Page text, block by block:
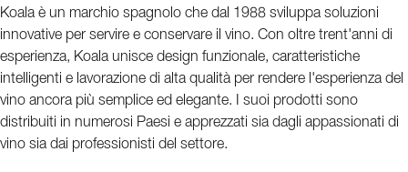
Koala è un marchio spagnolo che dal 1988 sviluppa soluzioni
innovative per servire e conservare il vino. Con oltre trent'anni di
esperienza, Koala unisce design funzionale, caratteristiche
intelligenti e lavorazione di alta qualità per rendere l'esperienza del
vino ancora più semplice ed elegante. I suoi prodotti sono
distribuiti in numerosi Paesi e apprezzati sia dagli appassionati di
vino sia dai professionisti del settore.